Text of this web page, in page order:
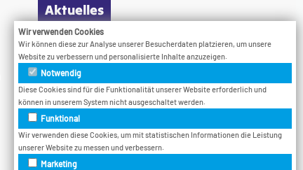
Aktuelles
Infotage
Vodcast
Veranstaltungen
Bethel.Jetzt
Wir verwenden Cookies
Wir können diese zur Analyse unserer Besucherdaten platzieren, um unsere
Website zu verbessern und personalisierte Inhalte anzuzeigen.
Notwendig
Diese Cookies sind für die Funktionalität unserer Website erforderlich und
können in unserem System nicht ausgeschaltet werden.
Funktional
Wir verwenden diese Cookies, um mit statistischen Informationen die Leistung
unserer Website zu messen und verbessern.
Marketing